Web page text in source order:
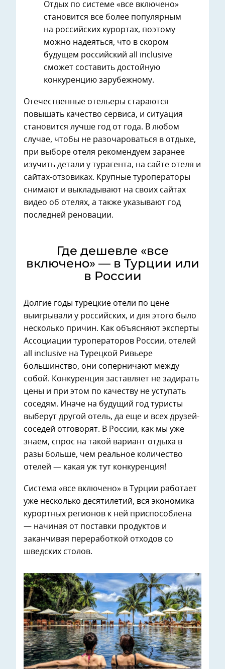
Отдых по системе «все включено»
становится все более популярным
на российских курортах, поэтому
можно надеяться, что в скором
будущем российский all inclusive
сможет составить достойную
конкуренцию зарубежному.
Отечественные отельеры стараются
повышать качество сервиса, и ситуация
становится лучше год от года. В любом
случае, чтобы не разочароваться в отдыхе,
при выборе отеля рекомендуем заранее
изучить детали у турагента, на сайте отеля и
сайтах-отзовиках. Крупные туроператоры
снимают и выкладывают на своих сайтах
видео об отелях, а также указывают год
последней реновации.
Где дешевле «все
включено» — в Турции или
в России
Долгие годы турецкие отели по цене
выигрывали у российских, и для этого было
несколько причин. Как объясняют эксперты
Ассоциации туроператоров России, отелей
all inclusive на Турецкой Ривьере
большинство, они соперничают между
собой. Конкуренция заставляет не задирать
цены и при этом по качеству не уступать
соседям. Иначе на будущий год туристы
выберут другой отель, да еще и всех друзей-
соседей отговорят. В России, как мы уже
знаем, спрос на такой вариант отдыха в
разы больше, чем реальное количество
отелей — какая уж тут конкуренция!
Система «все включено» в Турции работает
уже несколько десятилетий, вся экономика
курортных регионов к ней приспособлена
— начиная от поставки продуктов и
заканчивая переработкой отходов со
шведских столов.